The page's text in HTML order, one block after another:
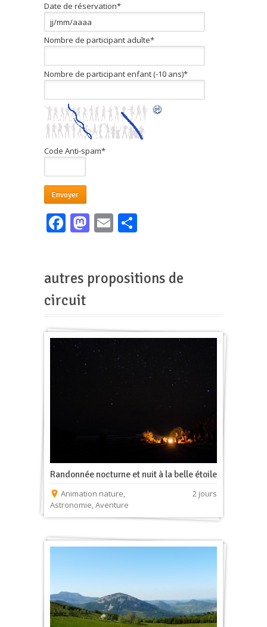
Date de réservation*
Nombre de participant adulte*
Nombre de participant enfant (-10 ans)*
Code Anti-spam*
Facebook
Mastodon
Email
autres propositions de
circuit
Randonnée nocturne et nuit à la belle étoile
Animation nature,
Astronomie,Aventure
2 jours